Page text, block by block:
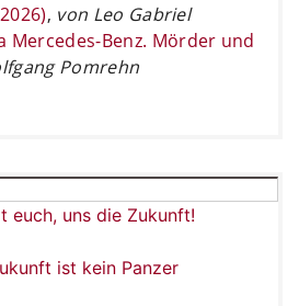
, von Leo Gabriel
Mercedes-Benz. Mörder und
Pomrehn
euch, uns die Zukunft!
ist kein Panzer